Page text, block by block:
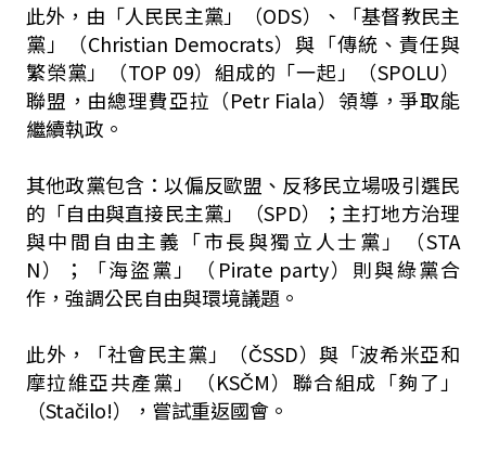
此外，由「人民民主黨」（ODS）、「基督教民主
黨」（Christian Democrats）與「傳統、責任與
繁榮黨」（TOP 09）組成的「一起」（SPOLU）
聯盟，由總理費亞拉（Petr Fiala）領導，爭取能
繼續執政。
其他政黨包含：以偏反歐盟、反移民立場吸引選民
的「自由與直接民主黨」（SPD）；主打地方治理
與中間自由主義「市長與獨立人士黨」（STA
N）；「海盜黨」（Pirate party）則與綠黨合
作，強調公民自由與環境議題。
此外，「社會民主黨」（ČSSD）與「波希米亞和
摩拉維亞共產黨」（KSČM）聯合組成「夠了」
（Stačilo!），嘗試重返國會。